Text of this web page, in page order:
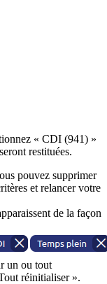
« CDI (941) »
restituées.
pouvez supprimer
et relancer votre
de la façon
un ou tout
réinitialiser ».